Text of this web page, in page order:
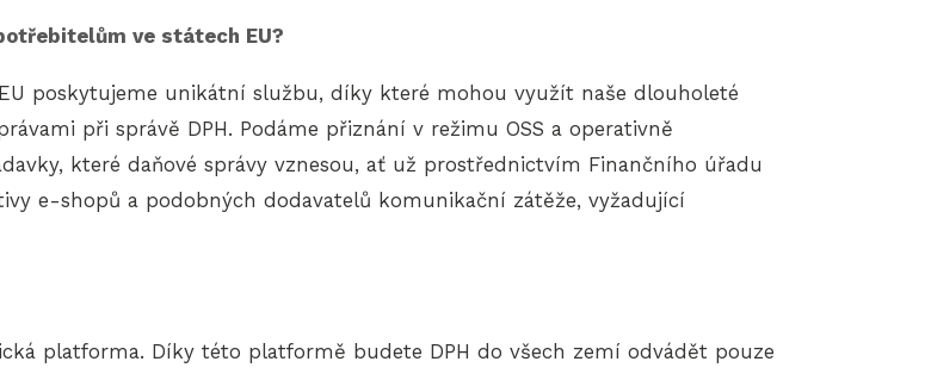
ve státech EU?
poskytujeme unikátní službu, díky které mohou využít naše dlouholeté
při správě DPH. Podáme přiznání v režimu OSS a operativně
které daňové správy vznesou, ať už prostřednictvím Finančního úřadu
e-shopů a podobných dodavatelů komunikační zátěže, vyžadující
platforma. Díky této platformě budete DPH do všech zemí odvádět pouze